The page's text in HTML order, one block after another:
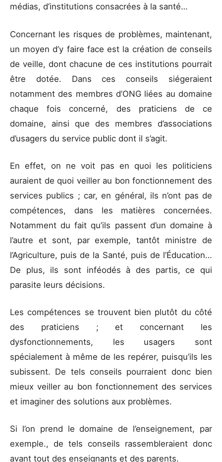
médias, d’institutions consacrées à la santé…
Concernant les risques de problèmes, maintenant,
un moyen d’y faire face est la création de conseils
de veille, dont chacune de ces institutions pourrait
être dotée. Dans ces conseils siégeraient
notamment des membres d’ONG liées au domaine
chaque fois concerné, des praticiens de ce
domaine, ainsi que des membres d’associations
d’usagers du service public dont il s’agit.
En effet, on ne voit pas en quoi les politiciens
auraient de quoi veiller au bon fonctionnement des
services publics ; car, en général, ils n’ont pas de
compétences, dans les matières concernées.
Notamment du fait qu’ils passent d’un domaine à
l’autre et sont, par exemple, tantôt ministre de
l’Agriculture, puis de la Santé, puis de l’Éducation…
De plus, ils sont inféodés à des partis, ce qui
parasite leurs décisions.
Les compétences se trouvent bien plutôt du côté
des praticiens ; et concernant les
dysfonctionnements, les usagers sont
spécialement à même de les repérer, puisqu’ils les
subissent. De tels conseils pourraient donc bien
mieux veiller au bon fonctionnement des services
et imaginer des solutions aux problèmes.
Si l’on prend le domaine de l’enseignement, par
exemple., de tels conseils rassembleraient donc
avant tout des enseignants et des parents.